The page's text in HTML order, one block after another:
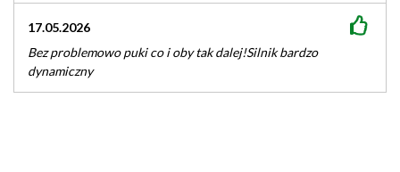
17.05.2026
Bez problemowo puki co i oby tak dalej!Silnik bardzo
dynamiczny